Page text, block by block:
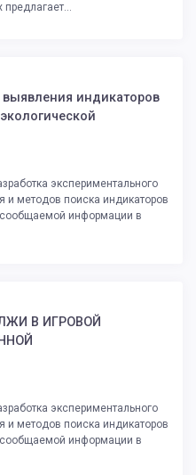
индикаторов
экспериментального
и методов поиска индикаторов
сообщаемой информации в
В ИГРОВОЙ
экспериментального
и методов поиска индикаторов
сообщаемой информации в